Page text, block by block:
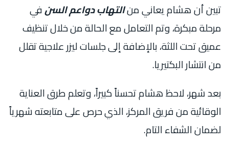
تبين أن هشام يعاني منالتهاب دواعم السنفي
مرحلة مبكرة، وتم التعامل مع الحالة من خلال تنظيف
عميق تحت اللثة، بالإضافة إلى جلسات ليزر علاجية تقلل
من انتشار البكتيريا.
بعد شهر، لاحظ هشام تحسناً كبيراً، وتعلم طرق العناية
الوقائية من فريق المركز، الذي حرص على متابعته شهرياً
لضمان الشفاء التام.